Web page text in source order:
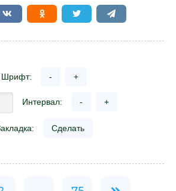
Шрифт: - +
Интервал: - +
Сделать